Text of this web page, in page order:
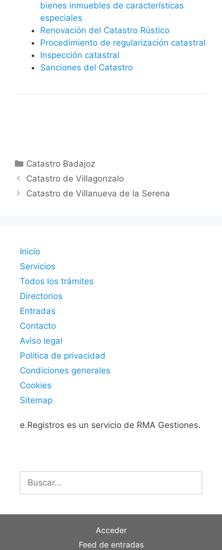
bienes inmuebles de características
especiales
Renovación del Catastro Rústico
Procedimiento de regularización catastral
Inspección catastral
Sanciones del Catastro
Categorías
Catastro Badajoz
Catastro de Villagonzalo
Catastro de Villanueva de la Serena
Inicio
Servicios
Todos los trámites
Directorios
Entradas
Contacto
Aviso legal
Política de privacidad
Condiciones generales
Cookies
Sitemap
e.Registros es un servicio de RMA Gestiones.
Acceder
Feed de entradas